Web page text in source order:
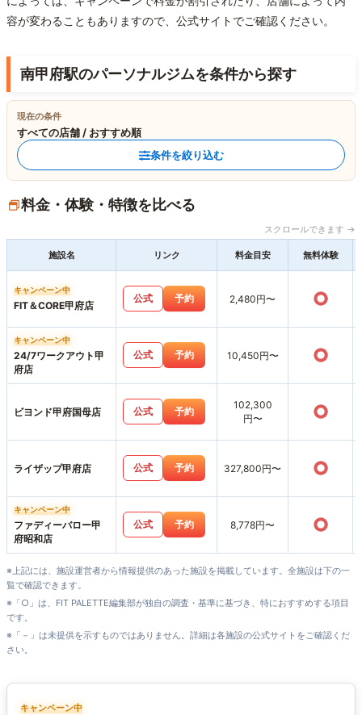
容が変わることもありますので、公式サイトでご確認ください。
南甲府駅のパーソナルジムを条件から探す
現在の条件
すべての店舗 / おすすめ順
条件を絞り込む
料金・体験・特徴を比べる
スクロールできます →
施設名 リンク 料金目安 無料体験
キャンペーン中
FIT＆CORE甲府店
公式 予約 2,480円〜 ○
キャンペーン中
24/7ワークアウト甲
府店
公式 予約 10,450円〜 ○
ビヨンド甲府国母店 公式 予約
102,300
円〜
○
ライザップ甲府店 公式 予約 327,800円〜 ○
キャンペーン中
ファディーバロー甲
府昭和店
公式 予約 8,778円〜 ○
※上記には、施設運営者から情報提供のあった施設を掲載しています。全施設は下の一
覧で確認できます。
※「○」は、FIT PALETTE編集部が独自の調査・基準に基づき、特におすすめする項目
です。
※「－」は未提供を示すものではありません。詳細は各施設の公式サイトをご確認くだ
さい。
キャンペーン中